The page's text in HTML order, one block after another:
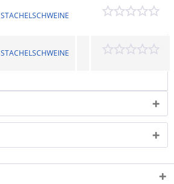
STACHELSCHWEINE
STACHELSCHWEINE